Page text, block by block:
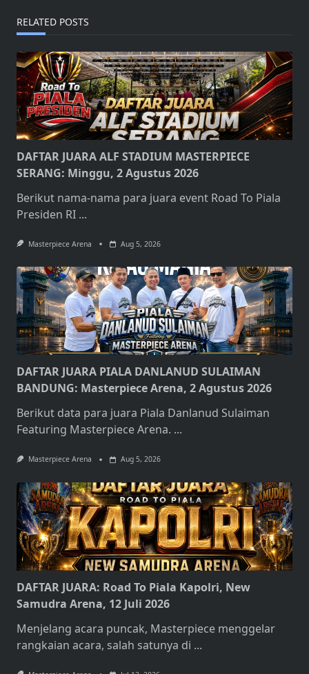
RELATED POSTS
DAFTAR JUARA ALF STADIUM MASTERPIECE
SERANG: Minggu, 2 Agustus 2026
Berikut nama-nama para juara event Road To Piala
Presiden RI ...
Masterpiece Arena Aug 5, 2026
DAFTAR JUARA PIALA DANLANUD SULAIMAN
BANDUNG: Masterpiece Arena, 2 Agustus 2026
Berikut data para juara Piala Danlanud Sulaiman
Featuring Masterpiece Arena. ...
Masterpiece Arena Aug 5, 2026
DAFTAR JUARA: Road To Piala Kapolri, New
Samudra Arena, 12 Juli 2026
Menjelang acara puncak, Masterpiece menggelar
rangkaian acara, salah satunya di ...